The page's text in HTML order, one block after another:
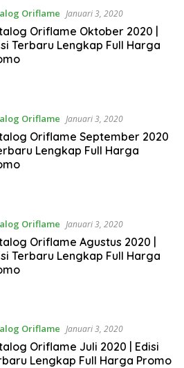
Oriflame Januari 3, 2020
Oriflame Oktober 2020 |
Terbaru Lengkap Full Harga
Oriflame Januari 3, 2020
Oriflame September 2020
Lengkap Full Harga
Oriflame Januari 3, 2020
Oriflame Agustus 2020 |
Terbaru Lengkap Full Harga
Oriflame Januari 3, 2020
Oriflame Juli 2020 | Edisi
Lengkap Full Harga Promo